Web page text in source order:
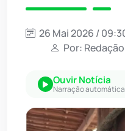
26 Mai 2026 /
Por:
Ouvir Notícia
Narração